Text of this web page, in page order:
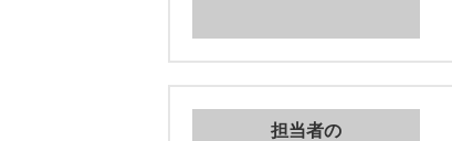
担当者の